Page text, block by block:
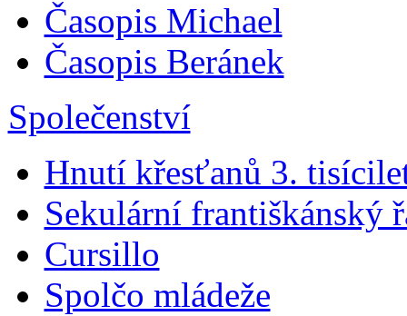
Časopis Michael
Časopis Beránek
Společenství
Hnutí křesťanů 3.
Sekulární františkánský
Cursillo
Spolčo mládeže